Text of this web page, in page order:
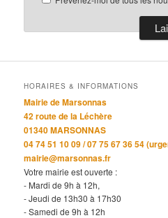
HORAIRES & INFORMATIONS
Mairie de Marsonnas
42 route de la Léchère
01340 MARSONNAS
04 74 51 10 09 / 07 75 67 36 54
mairie@marsonnas.fr
Votre mairie est ouverte :
- Mardi de 9h à 12h,
- Jeudi de 13h30 à 17h30
- Samedi de 9h à 12h